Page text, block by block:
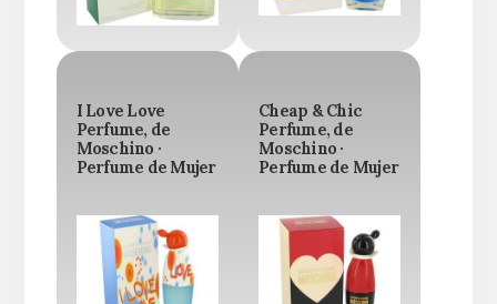
I Love Love
Perfume, de
Moschino ·
Perfume de Mujer
Cheap & Chic
Perfume, de
Moschino ·
Perfume de Mujer